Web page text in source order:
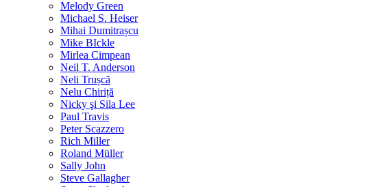
Melody Green
Michael S. Heiser
Mihai Dumitrașcu
Mike BIckle
Mirlea Cimpean
Neil T. Anderson
Neli Trușcă
Nelu Chiriță
Nicky şi Sila Lee
Paul Travis
Peter Scazzero
Rich Miller
Roland Müller
Sally John
Steve Gallagher